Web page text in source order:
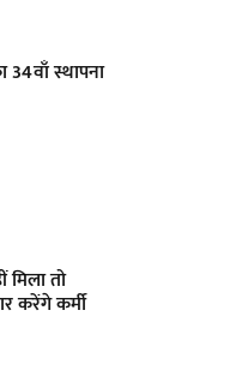
34वाँ स्थापना
तो
करेंगे कर्मी